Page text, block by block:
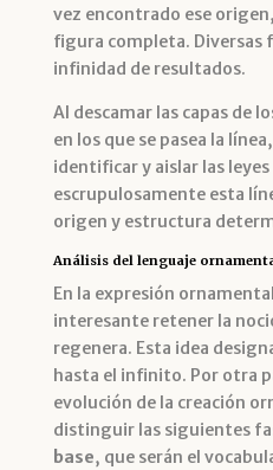
vez encontrado ese
figura completa. Diversas
infinidad de resultados.
Al descamar las capas de
en los que se pasea la
identificar y aislar las
escrupulosamente esta
origen y estructura
Análisis del lenguaje
En la expresión
interesante retener la
regenera. Esta idea
hasta el infinito. Por otra
evolución de la creación
distinguir las siguientes
base, que serán el